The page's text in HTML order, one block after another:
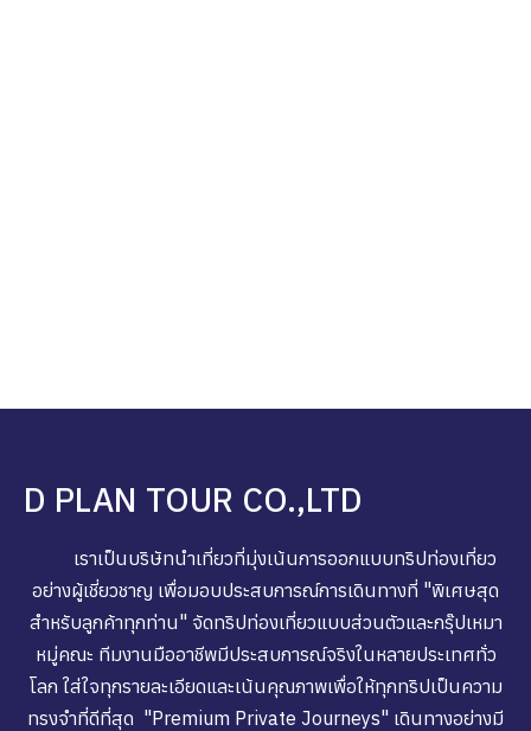
D PLAN TOUR CO.,LTD
เราเป็นบริษัทนำเที่ยวที่มุ่งเน้นการออกแบบทริปท่องเที่ยว
อย่างผู้เชี่ยวชาญ เพื่อมอบประสบการณ์การเดินทางที่ "พิเศษสุด
สำหรับลูกค้าทุกท่าน" จัดทริปท่องเที่ยวแบบส่วนตัวและกรุ๊ปเหมา
หมู่คณะ ทีมงานมืออาชีพมีประสบการณ์จริงในหลายประเทศทั่ว
โลก ใส่ใจทุกรายละเอียดและเน้นคุณภาพเพื่อให้ทุกทริปเป็นความ
ทรงจำที่ดีที่สุด "Premium Private Journeys" เดินทางอย่างมี